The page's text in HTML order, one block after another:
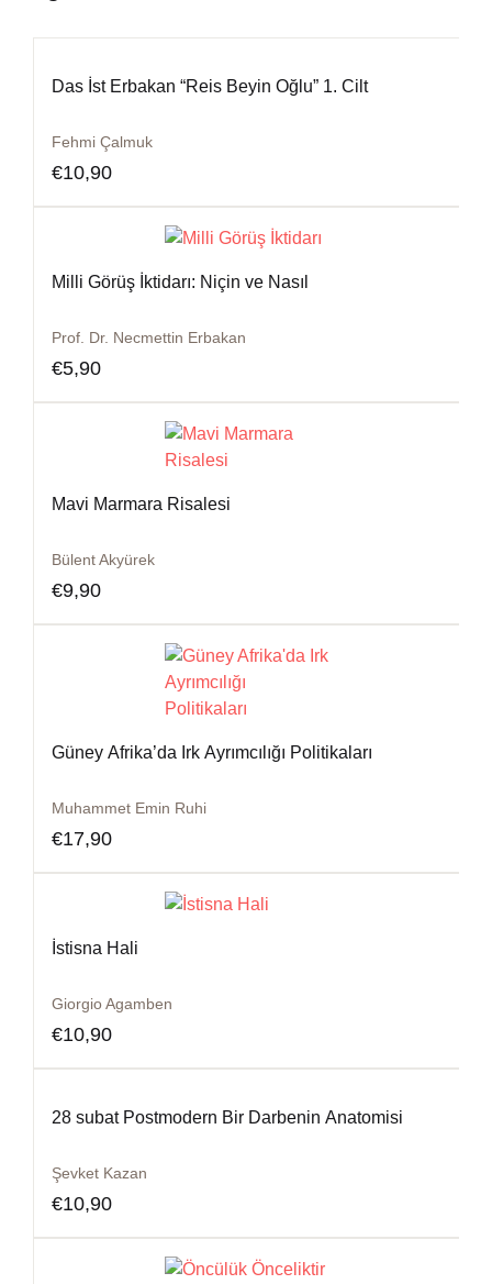
Das İst Erbakan “Reis Beyin Oğlu” 1. Cilt
Fehmi Çalmuk
€10,90
Milli Görüş İktidarı: Niçin ve Nasıl
Prof. Dr. Necmettin Erbakan
€5,90
Mavi Marmara Risalesi
Bülent Akyürek
€9,90
Güney Afrika’da Irk Ayrımcılığı Politikaları
Muhammet Emin Ruhi
€17,90
İstisna Hali
Giorgio Agamben
€10,90
28 subat Postmodern Bir Darbenin Anatomisi
Şevket Kazan
€10,90